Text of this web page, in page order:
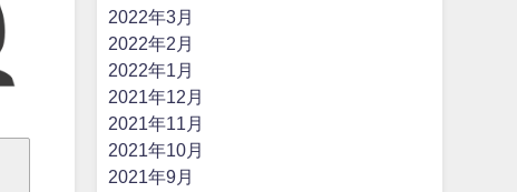
2022年3月
2022年2月
2022年1月
2021年12月
2021年11月
2021年10月
2021年9月